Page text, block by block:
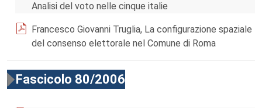
Analisi del voto nelle cinque italie
Francesco Giovanni Truglia, La configurazione spaziale
del consenso elettorale nel Comune di Roma
Fascicolo 80/2006